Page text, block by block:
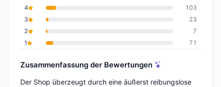
4
103
3
23
2
7
1
71
Zusammenfassung der Bewertungen
Der Shop überzeugt durch eine äußerst reibungslose